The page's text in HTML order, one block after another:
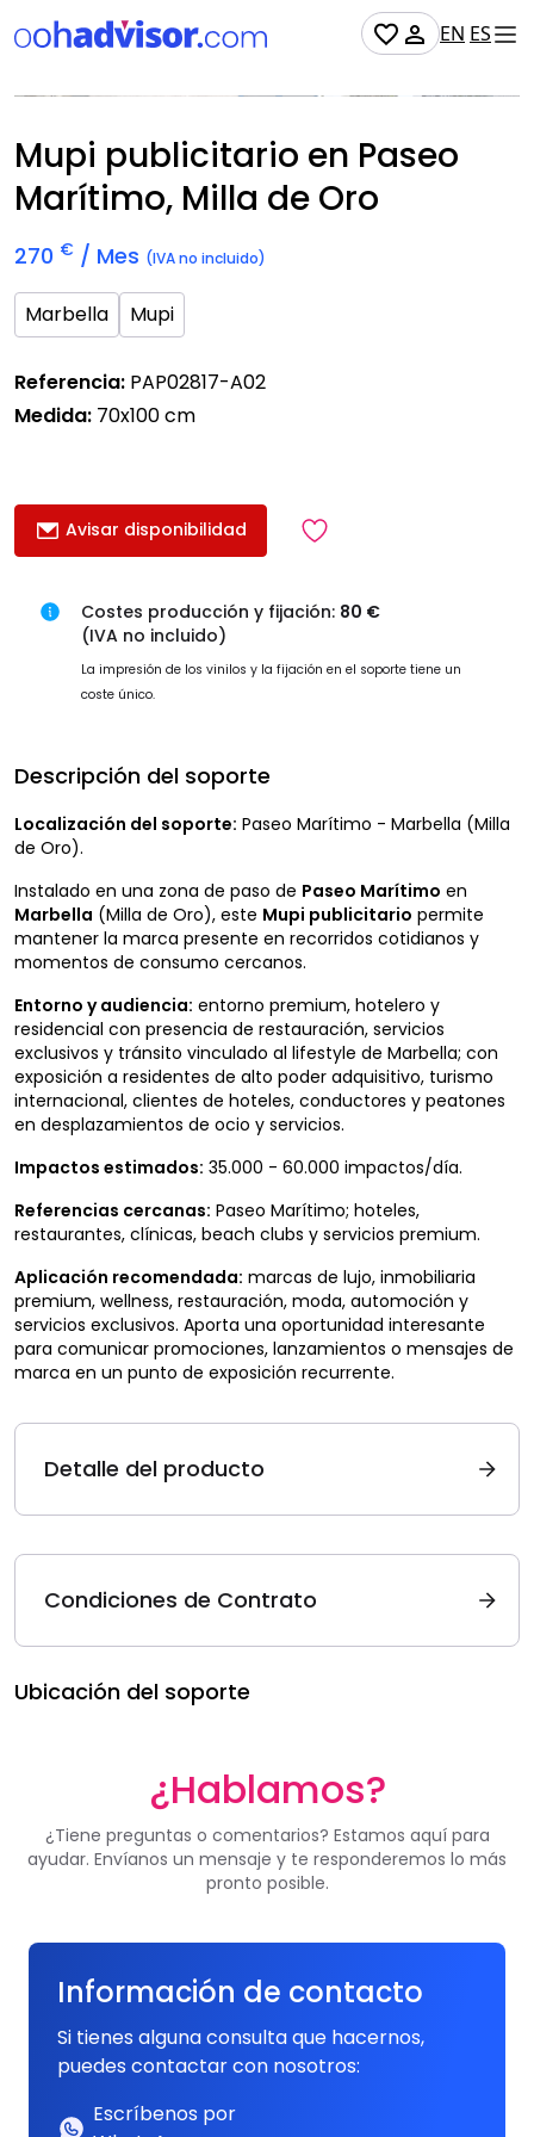
EN ES
No Disponible
Mupi publicitario en Paseo
Marítimo, Milla de Oro
270 € / Mes (IVA no incluido)
Marbella Mupi
Referencia: PAP02817-A02
Medida: 70x100 cm
Avisar disponibilidad
Costes producción y fijación: 80 €
(IVA no incluido)
La impresión de los vinilos y la fijación en el soporte tiene un
coste único.
Descripción del soporte
Localización del soporte: Paseo Marítimo - Marbella (Milla
de Oro).
Instalado en una zona de paso de Paseo Marítimo en
Marbella (Milla de Oro), este Mupi publicitario permite
mantener la marca presente en recorridos cotidianos y
momentos de consumo cercanos.
Entorno y audiencia: entorno premium, hotelero y
residencial con presencia de restauración, servicios
exclusivos y tránsito vinculado al lifestyle de Marbella; con
exposición a residentes de alto poder adquisitivo, turismo
internacional, clientes de hoteles, conductores y peatones
en desplazamientos de ocio y servicios.
Impactos estimados: 35.000 - 60.000 impactos/día.
Referencias cercanas: Paseo Marítimo; hoteles,
restaurantes, clínicas, beach clubs y servicios premium.
Aplicación recomendada: marcas de lujo, inmobiliaria
premium, wellness, restauración, moda, automoción y
servicios exclusivos. Aporta una oportunidad interesante
para comunicar promociones, lanzamientos o mensajes de
marca en un punto de exposición recurrente.
Detalle del producto
Condiciones de Contrato
Ubicación del soporte
¿Hablamos?
¿Tiene preguntas o comentarios? Estamos aquí para
ayudar. Envíanos un mensaje y te responderemos lo más
pronto posible.
Información de contacto
Si tienes alguna consulta que hacernos,
puedes contactar con nosotros:
Escríbenos por